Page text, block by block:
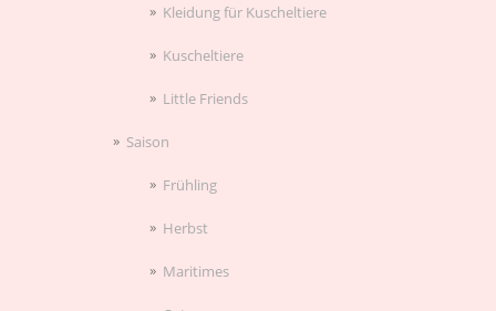
Kleidung für Kuscheltiere
Kuscheltiere
Little Friends
Saison
Frühling
Herbst
Maritimes